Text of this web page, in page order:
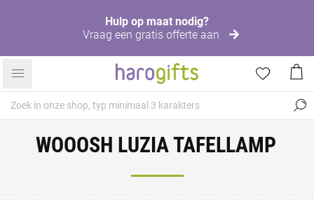
Hulp op maat nodig?
Vraag een gratis offerte aan
WOOOSH LUZIA TAFELLAMP